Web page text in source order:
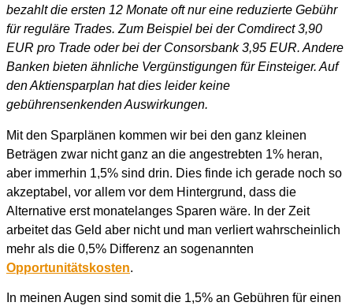
bezahlt die ersten 12 Monate oft nur eine reduzierte Gebühr
für reguläre Trades. Zum Beispiel bei der Comdirect 3,90
EUR pro Trade oder bei der Consorsbank 3,95 EUR. Andere
Banken bieten ähnliche Vergünstigungen für Einsteiger. Auf
den Aktiensparplan hat dies leider keine
gebührensenkenden Auswirkungen.
Mit den Sparplänen kommen wir bei den ganz kleinen
Beträgen zwar nicht ganz an die angestrebten 1% heran,
aber immerhin 1,5% sind drin. Dies finde ich gerade noch so
akzeptabel, vor allem vor dem Hintergrund, dass die
Alternative erst monatelanges Sparen wäre. In der Zeit
arbeitet das Geld aber nicht und man verliert wahrscheinlich
mehr als die 0,5% Differenz an sogenannten
Opportunitätskosten.
In meinen Augen sind somit die 1,5% an Gebühren für einen